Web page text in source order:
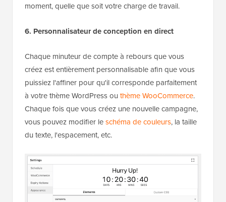
moment, quelle que soit votre charge de travail.
6. Personnalisateur de conception en direct
Chaque minuteur de compte à rebours que vous
créez est entièrement personnalisable afin que vous
puissiez l'affiner pour qu'il corresponde parfaitement
à votre thème WordPress ou thème WooCommerce.
Chaque fois que vous créez une nouvelle campagne,
vous pouvez modifier leschéma de couleurs, la taille
du texte, l'espacement, etc.